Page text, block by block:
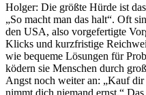
Holger: Die größte Hürde ist
„So macht man das halt“. Oft
den USA, also vorgefertigte
Klicks und kurzfristige
wie bequeme Lösungen für
ködern sie Menschen durch
Angst noch weiter an: „Kauf
nimmt dich niemand ernst.“